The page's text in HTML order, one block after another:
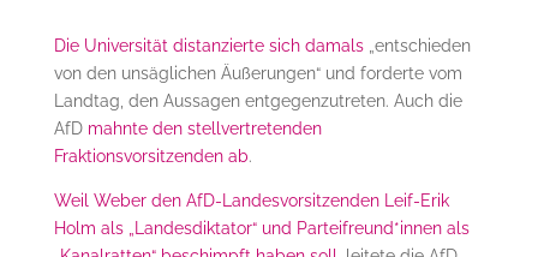
Die Universität distanzierte sich damals„entschieden
von den unsäglichen Äußerungen“ und forderte vom
Landtag, den Aussagen entgegenzutreten. Auch die
AfD mahnte den stellvertretenden
Fraktionsvorsitzenden ab.
Weil Weber den AfD-Landesvorsitzenden Leif-Erik
Holm als „Landesdiktator“ und Parteifreund*innen als